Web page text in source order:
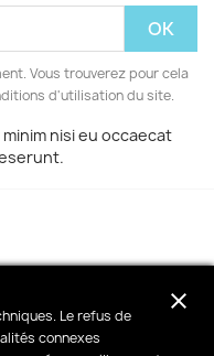
Vous trouverez pour cela
d'utilisation du site.
nisi eu occaecat
close
Le refus de
connexes